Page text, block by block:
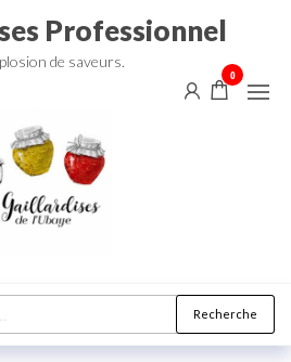
Professionnel
de saveurs.
0
Recherche